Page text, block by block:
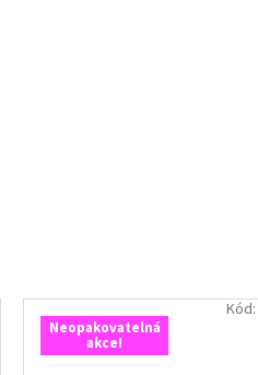
Neopakovatelná
akce!
Kód: